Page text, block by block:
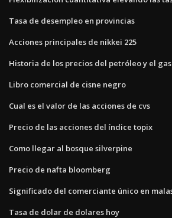
Tasa de desempleo en provincias
Acciones principales de nikkei 225
Historia de los precios del petróleo y el gas
Libro comercial de cisne negro
Cual es el valor de las acciones de cvs
Precio de las acciones del índice topix
Como llegar al bosque silverpine
Precio de nafta bloomberg
Significado del comerciante único en
Tasa de dolar de dolares hoy